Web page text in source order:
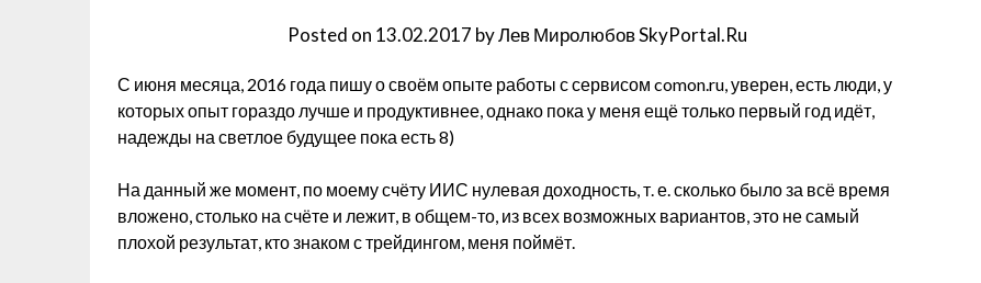
Posted on 13.02.2017 byЛев Миролюбов SkyPortal.Ru
С июня месяца, 2016 года пишу о своём опыте работы с сервисом comon.ru, уверен, есть люди, у
которых опыт гораздо лучше и продуктивнее, однако пока у меня ещё только первый год идёт,
надежды на светлое будущее пока есть 8)
На данный же момент, по моему счёту ИИС нулевая доходность, т. е. сколько было за всё время
вложено, столько на счёте и лежит, в общем-то, из всех возможных вариантов, это не самый
плохой результат, кто знаком с трейдингом, меня поймёт.